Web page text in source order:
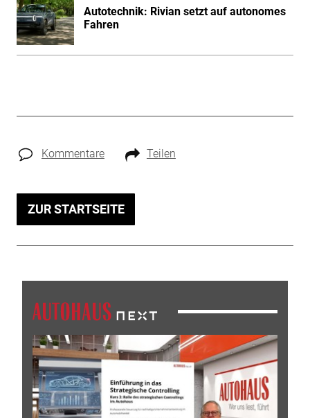
Autotechnik: Rivian setzt auf autonomes
Fahren
Kommentare Teilen
ZUR STARTSEITE